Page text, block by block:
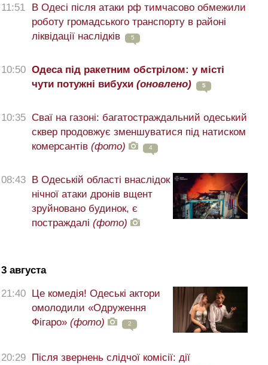
11:51
В Одесі після атаки рф тимчасово обмежили
роботу громадського транспорту в районі
ліквідації наслідків
5
10:50 Одеса під ракетним обстрілом: у місті
чути потужні вибухи (оновлено) 5
10:35 Сваї на газоні: багатостраждальний одеський
сквер продовжує зменшуватися під натиском
комерсантів (фото) 4
08:43 В Одеській області внаслідок
нічної атаки дронів вщент
зруйновано будинок, є
постраждалі (фото)
3 августа
21:40 Це комедія! Одеські актори
омолодили «Одруження
Фігаро» (фото) 2
20:29 Після звернень слідчої комісії: дії